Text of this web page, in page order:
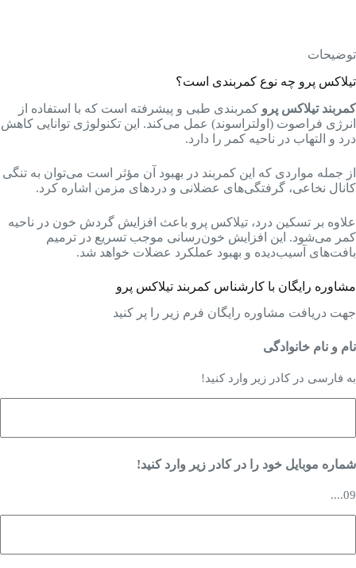
توضیحات
تیلاکس پرو چه نوع کمربندی است؟
کمربند تیلاکس پرو کمربندی طبی و پیشرفته است که با استفاده از
انرژی فراصوت (اولتراسوند) عمل می‌کند. این تکنولوژی توانایی کاهش
درد و التهاب در ناحیه کمر را دارد.
از جمله مواردی که این کمربند در بهبود آن مؤثر است می‌توان به تنگی
کانال نخاعی، گرفتگی‌های عضلانی و دردهای مزمن اشاره کرد.
علاوه بر تسکین درد، تیلاکس پرو باعث افزایش گردش خون در ناحیه
کمر می‌شود. این افزایش خون‌رسانی موجب تسریع در ترمیم
بافت‌های آسیب‌دیده و بهبود عملکرد عضلات خواهد شد.
مشاوره رایگان با کارشناس کمربند تیلاکس پرو
جهت دریافت مشاوره رایگان فرم زیر را پر کنید
نام و نام خانوادگی
به فارسی در کادر زیر وارد کنید!
شماره موبایل خود را در کادر زیر وارد کنید!
09....